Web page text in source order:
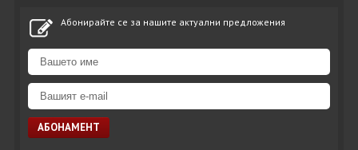
Абонирайте се за нашите актуални предложения